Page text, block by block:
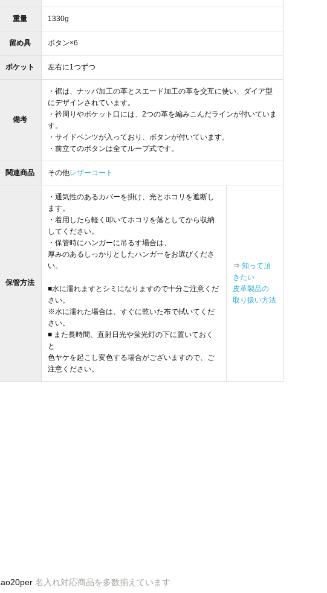
重量 1330g
留め具 ボタン×6
ポケット 左右に1つずつ
備考
・裾は、ナッパ加工の革とスエード加工の革を交互に使い、ダイア型
にデザインされています。
・衿周りやポケット口には、2つの革を編みこんだラインが付いていま
す。
・サイドベンツが入っており、ボタンが付いています。
・前立てのボタンは全てループ式です。
関連商品 その他レザーコート
保管方法
・通気性のあるカバーを掛け、光とホコリを遮断し
ます。
・着用したら軽く叩いてホコリを落としてから収納
してください。
・保管時にハンガーに吊るす場合は、
厚みのあるしっかりとしたハンガーをお選びくださ
い。
■水に濡れますとシミになりますので十分ご注意くだ
さい。
※水に濡れた場合は、すぐに乾いた布で拭いてくだ
さい。
■ また長時間、直射日光や蛍光灯の下に置いておく
と
色ヤケを起こし変色する場合がございますので、ご
注意ください。
⇒ 知って頂
きたい
皮革製品の
取り扱い方法
ao20per 名入れ対応商品を多数揃えています